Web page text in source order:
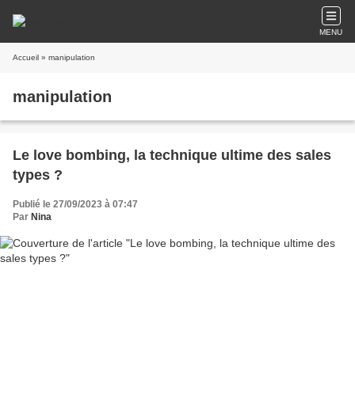
MENU
Accueil » manipulation
manipulation
Le love bombing, la technique ultime des sales
types ?
Publié le 27/09/2023 à 07:47
Par Nina